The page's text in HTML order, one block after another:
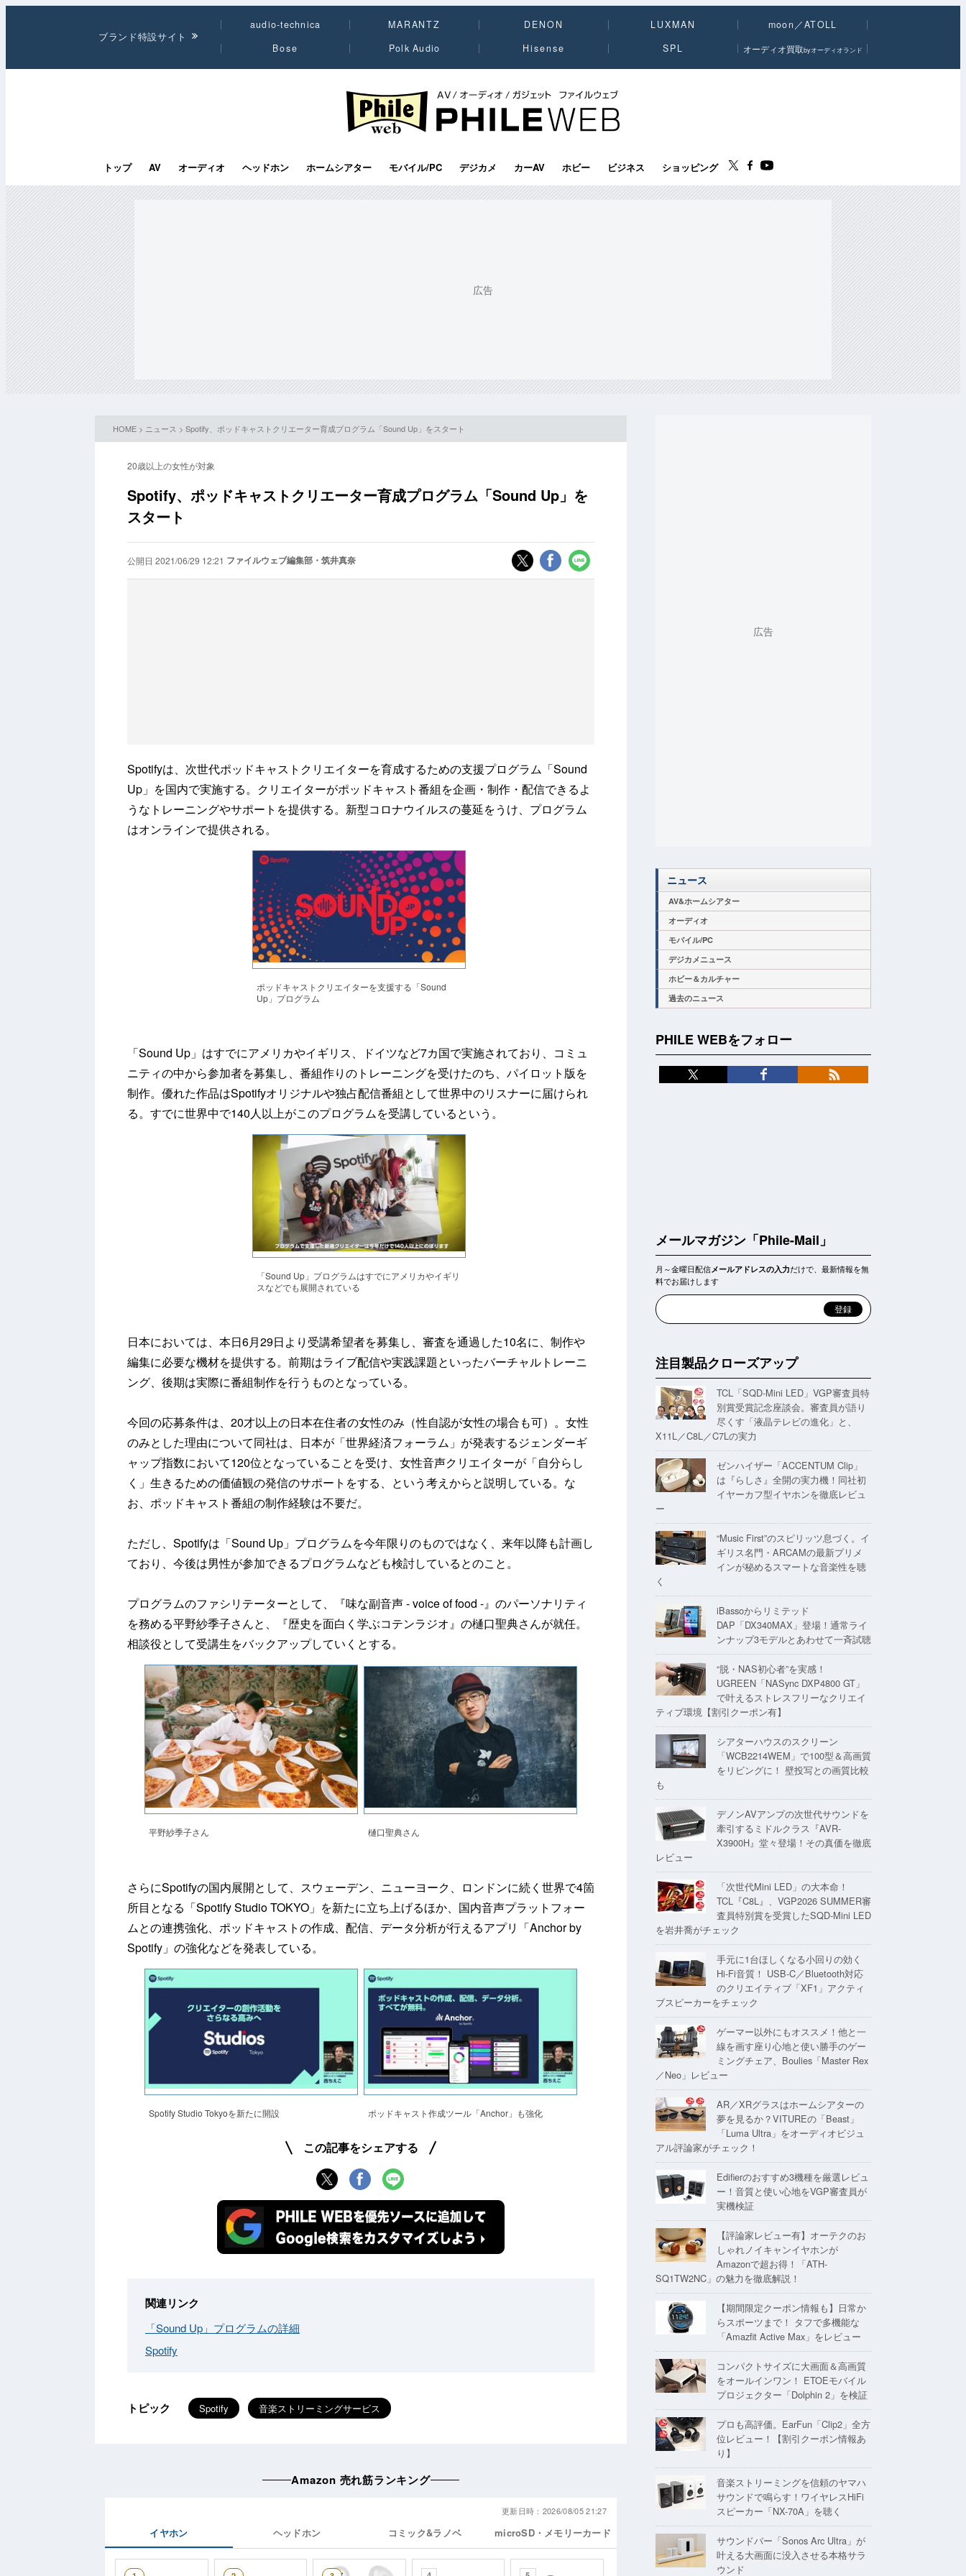
ブランド特設サイト
audio-technica MARANTZ DENON LUXMAN
moon／ATOLL
Bose
Polk Audio Hisense SPL オーディオ買取byオーディオランド
PHILE WEB｜AV/オーディオ/ガジェット
トップ AV オーディオ ヘッドホン ホームシアター モバイル/PC デジカメ カーAV ホビー ビジネス ショッピング
HOME > ニュース > Spotify、ポッドキャストクリエーター育成プログラム「Sound Up」をスタート
20歳以上の女性が対象
Spotify、ポッドキャストクリエーター育成プログラム「Sound Up」を
スタート
公開日 2021/06/29 12:21 ファイルウェブ編集部・筑井真奈
Spotifyは、次世代ポッドキャストクリエイターを育成するための支援プログラム「Sound
Up」を国内で実施する。クリエイターがポッドキャスト番組を企画・制作・配信できるよ
うなトレーニングやサポートを提供する。新型コロナウイルスの蔓延をうけ、プログラム
はオンラインで提供される。
ポッドキャストクリエイターを支援する「Sound
Up」プログラム
「Sound Up」はすでにアメリカやイギリス、ドイツなど7カ国で実施されており、コミュ
ニティの中から参加者を募集し、番組作りのトレーニングを受けたのち、パイロット版を
制作。優れた作品はSpotifyオリジナルや独占配信番組として世界中のリスナーに届けられ
る。すでに世界中で140人以上がこのプログラムを受講しているという。
「Sound Up」プログラムはすでにアメリカやイギリ
スなどでも展開されている
日本においては、本日6月29日より受講希望者を募集し、審査を通過した10名に、制作や
編集に必要な機材を提供する。前期はライブ配信や実践課題といったバーチャルトレーニ
ング、後期は実際に番組制作を行うものとなっている。
今回の応募条件は、20才以上の日本在住者の女性のみ（性自認が女性の場合も可）。女性
のみとした理由について同社は、日本が「世界経済フォーラム」が発表するジェンダーギ
ャップ指数において120位となっていることを受け、女性音声クリエイターが「自分らし
く」生きるための価値観の発信のサポートをする、という考えからと説明している。な
お、ポッドキャスト番組の制作経験は不要だ。
ただし、Spotifyは「Sound Up」プログラムを今年限りのものではなく、来年以降も計画し
ており、今後は男性が参加できるプログラムなども検討しているとのこと。
プログラムのファシリテーターとして、『味な副音声 - voice of food -』のパーソナリティ
を務める平野紗季子さんと、『歴史を面白く学ぶコテンラジオ』の樋口聖典さんが就任。
相談役として受講生をバックアップしていくとする。
平野紗季子さん 樋口聖典さん
さらにSpotifyの国内展開として、スウェーデン、ニューヨーク、ロンドンに続く世界で4箇
所目となる「Spotify Studio TOKYO」を新たに立ち上げるほか、国内音声プラットフォー
ムとの連携強化、ポッドキャストの作成、配信、データ分析が行えるアプリ「Anchor by
Spotify」の強化などを発表している。
Spotify Studio Tokyoを新たに開設 ポッドキャスト作成ツール「Anchor」も強化
この記事をシェアする
関連リンク
「Sound Up」プログラムの詳細
Spotify
トピック Spotify 音楽ストリーミングサービス
ニュース
AV&ホームシアター
オーディオ
モバイル/PC
デジカメニュース
ホビー＆カルチャー
過去のニュース
PHILE WEBをフォロー
メールマガジン「Phile-Mail」
月～金曜日配信メールアドレスの入力だけで、最新情報を無
料でお届けします
注目製品クローズアップ
TCL「SQD-Mini LED」VGP審査員特
別賞受賞記念座談会。審査員が語り
尽くす「液晶テレビの進化」と、
X11L／C8L／C7Lの実力
ゼンハイザー「ACCENTUM Clip」
は『らしさ』全開の実力機！同社初
イヤーカフ型イヤホンを徹底レビュ
ー
“Music First”のスピリッツ息づく。イ
ギリス名門・ARCAMの最新プリメ
インが秘めるスマートな音楽性を聴
く
iBassoからリミテッド
DAP「DX340MAX」登場！通常ライ
ンナップ3モデルとあわせて一斉試聴
“脱・NAS初心者”を実感！
UGREEN「NASync DXP4800 GT」
で叶えるストレスフリーなクリエイ
ティブ環境【割引クーポン有】
シアターハウスのスクリーン
「WCB2214WEM」で100型＆高画質
をリビングに！ 壁投写との画質比較
も
デノンAVアンプの次世代サウンドを
牽引するミドルクラス『AVR-
X3900H』堂々登場！その真価を徹底
レビュー
「次世代Mini LED」の大本命！
TCL『C8L』、VGP2026 SUMMER審
査員特別賞を受賞したSQD-Mini LED
を岩井喬がチェック
手元に1台ほしくなる小回りの効く
Hi-Fi音質！ USB-C／Bluetooth対応
のクリエイティブ「XF1」アクティ
ブスピーカーをチェック
ゲーマー以外にもオススメ！他と一
線を画す座り心地と使い勝手のゲー
ミングチェア、Boulies「Master Rex
／Neo」レビュー
AR／XRグラスはホームシアターの
夢を見るか？VITUREの「Beast」
「Luma Ultra」をオーディオビジュ
アル評論家がチェック！
Edifierのおすすめ3機種を厳選レビュ
ー！音質と使い心地をVGP審査員が
実機検証
【評論家レビュー有】オーテクのお
しゃれノイキャンイヤホンが
Amazonで超お得！「ATH-
SQ1TW2NC」の魅力を徹底解説！
【期間限定クーポン情報も】日常か
らスポーツまで！ タフで多機能な
「Amazfit Active Max」をレビュー
コンパクトサイズに大画面＆高画質
をオールインワン！ ETOEモバイル
プロジェクター「Dolphin 2」を検証
プロも高評価。EarFun「Clip2」全方
位レビュー！【割引クーポン情報あ
り】
音楽ストリーミングを信頼のヤマハ
サウンドで鳴らす！ワイヤレスHiFi
スピーカー「NX-70A」を聴く
サウンドバー「Sonos Arc Ultra」が
叶える大画面に没入させる本格サラ
ウンド